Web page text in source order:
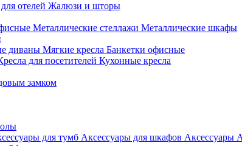
отелей Жалюзи и шторы
Металлические стеллажи Металлические шкафы
диваны Мягкие кресла Банкетки офисные
для посетителей Кухонные кресла
замком
для тумб Аксессуары для шкафов Аксессуары